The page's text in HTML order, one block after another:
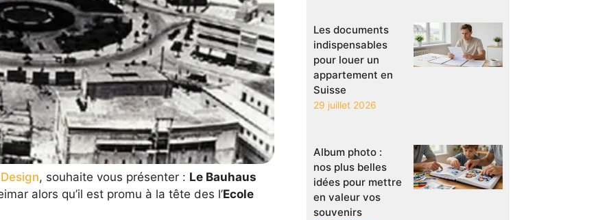
, souhaite vous présenter : Le Bauhaus
alors qu’il est promu à la tête des l’Ecole
Les documents
indispensables
pour louer un
appartement en
Suisse
29 juillet 2026
Album photo :
nos plus belles
idées pour mettre
en valeur vos
souvenirs